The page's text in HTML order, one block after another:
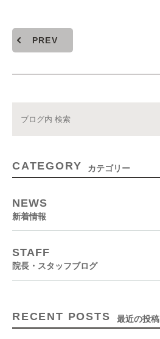
PREV
CATEGORY カテゴリー
NEWS
新着情報
STAFF
院長・スタッフブログ
RECENT POSTS 最近の投稿